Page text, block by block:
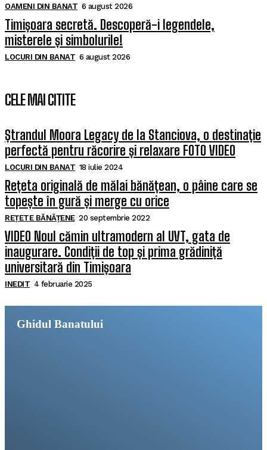
OAMENI DIN BANAT 6 august 2026
Timișoara secretă. Descoperă-i legendele,
misterele și simbolurile!
LOCURI DIN BANAT 6 august 2026
CELE MAI CITITE
Ștrandul Moora Legacy de la Stanciova, o destinație
perfectă pentru răcorire și relaxare FOTO VIDEO
LOCURI DIN BANAT 18 iulie 2024
Rețeta originală de mălai bănățean, o pâine care se
topește în gură și merge cu orice
REȚETE BĂNĂȚENE 20 septembrie 2022
VIDEO Noul cămin ultramodern al UVT, gata de
inaugurare. Condiții de top și prima grădiniță
universitară din Timișoara
INEDIT 4 februarie 2025
Ghidul Banatului